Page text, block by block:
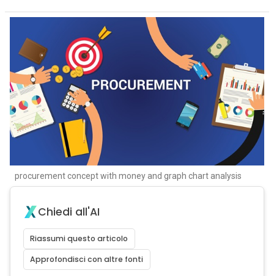
procurement concept with money and graph chart analysis
Chiedi all'AI
Riassumi questo articolo
Approfondisci con altre fonti